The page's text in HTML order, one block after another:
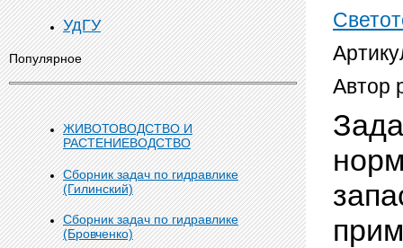
УдГУ
Популярное
ЖИВОТОВОДСТВО И
РАСТЕНИЕВОДСТВО
Сборник задач по гидравлике
(Гилинский)
Сборник задач по гидравлике
(Бровченко)
Автор